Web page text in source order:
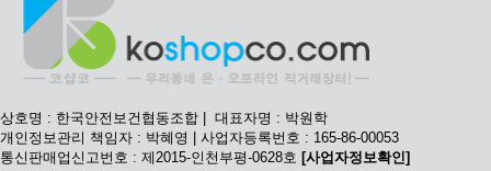
상호명 : 한국안전보건협동조합 | 대표자명 : 박원학
개인정보관리 책임자 : 박혜영 | 사업자등록번호 : 165-86-00053
통신판매업신고번호 : 제2015-인천부평-0628호 [사업자정보확인]